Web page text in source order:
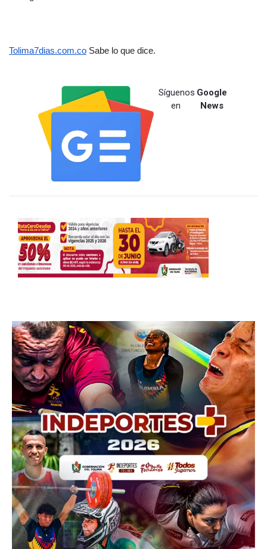
Tolima7dias.com.co Sabe lo que dice.
Síguenos
en
Google
News